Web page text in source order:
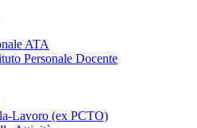
ATA
Personale Docente
Lavoro (ex PCTO)